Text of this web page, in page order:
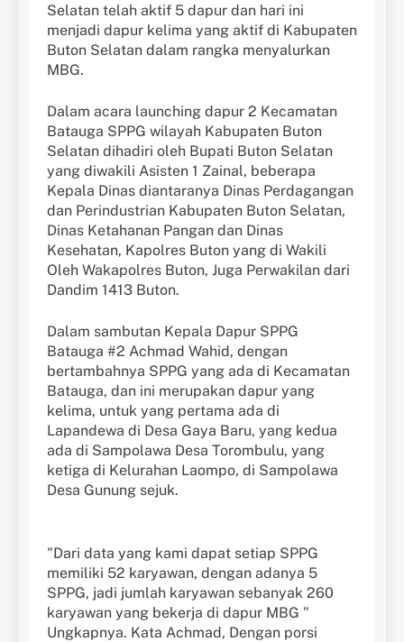
Selatan telah aktif 5 dapur dan hari ini
menjadi dapur kelima yang aktif di Kabupaten
Buton Selatan dalam rangka menyalurkan
MBG.
Dalam acara launching dapur 2 Kecamatan
Batauga SPPG wilayah Kabupaten Buton
Selatan dihadiri oleh Bupati Buton Selatan
yang diwakili Asisten 1 Zainal, beberapa
Kepala Dinas diantaranya Dinas Perdagangan
dan Perindustrian Kabupaten Buton Selatan,
Dinas Ketahanan Pangan dan Dinas
Kesehatan, Kapolres Buton yang di Wakili
Oleh Wakapolres Buton, Juga Perwakilan dari
Dandim 1413 Buton.
Dalam sambutan Kepala Dapur SPPG
Batauga #2 Achmad Wahid, dengan
bertambahnya SPPG yang ada di Kecamatan
Batauga, dan ini merupakan dapur yang
kelima, untuk yang pertama ada di
Lapandewa di Desa Gaya Baru, yang kedua
ada di Sampolawa Desa Torombulu, yang
ketiga di Kelurahan Laompo, di Sampolawa
Desa Gunung sejuk.
"Dari data yang kami dapat setiap SPPG
memiliki 52 karyawan, dengan adanya 5
SPPG, jadi jumlah karyawan sebanyak 260
karyawan yang bekerja di dapur MBG "
Ungkapnya. Kata Achmad, Dengan porsi